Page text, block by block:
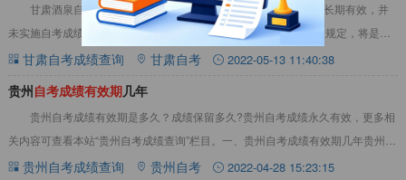
甘肃酒泉自考成绩有效期多久？会过期吗？甘肃酒泉自考成绩长期有效，并
未实施自考成绩8年有效期规定，自考单科成绩8年有效并不是硬性规定，将是否
操作此规定的选择权给予了各省。详见下文：一
甘肃自考成绩查询 甘肃自考 2022-05-13 11:40:38
贵州自考成绩有效期几年
贵州自考成绩有效期是多久？成绩保留多久?贵州自考成绩永久有效，更多相
关内容可查看本站“贵州自考成绩查询”栏目。一、贵州自考成绩有效期几年贵州自
考成绩永久有效，贵州自考凡取得的合格成
贵州自考成绩查询 贵州自考 2022-04-28 15:23:15